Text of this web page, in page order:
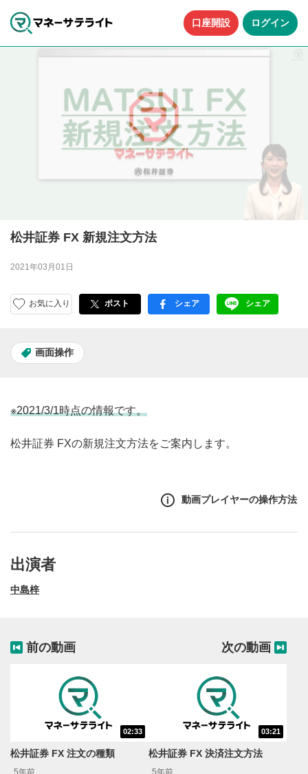
口座開設 ログイン
松井証券 FX 新規注文方法
2021年03月01日
お気に入り ポスト facebook
シェア LINE
シェア
画面操作
※2021/3/1時点の情報です。
松井証券 FXの新規注文方法をご案内します。
動画プレイヤーの操作方法
出演者
中島梓
前の動画
02:33
松井証券 FX 注文の種類
5年前
次の動画
03:21
松井証券 FX 決済注文方法
5年前